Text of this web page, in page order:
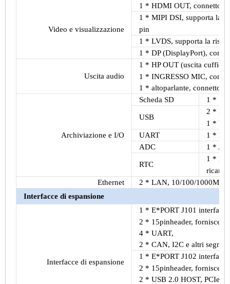
Video e visualizzazione
1 * HDMI OUT,
1 * MIPI DSI, supporta la
pin
1 * LVDS, supporta la
1 * DP (DisplayPort),
Uscita audio
1 * HP OUT (uscita cuffie),
1 * INGRESSO MIC,
1 * altoparlante,
Archiviazione e I/O
Scheda SD 1 *
USB
2 *
1 *
UART
1 *
ADC
1 *
RTC
1 *
Ethernet
2 * LAN, 10/100/1000M
Interfacce di espansione
Interfacce di espansione
1 * E*PORT J101
2 * 15pinheader, fornisce
4 * UART,
2 * CAN, I2C e altri segnali
1 * E*PORT J102
2 * 15pinheader, fornisce
2 * USB 2.0 HOST, PCIe